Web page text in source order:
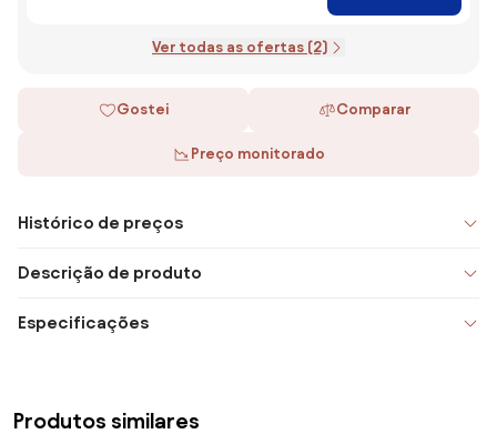
Ver todas as ofertas (2)
Gostei Comparar
Preço monitorado
Histórico de preços
Descrição de produto
Especificações
Produtos similares